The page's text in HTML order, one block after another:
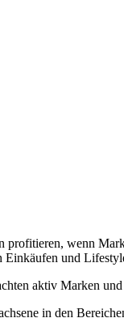
profitieren, wenn
Einkäufen und
aktiv Marken
in den